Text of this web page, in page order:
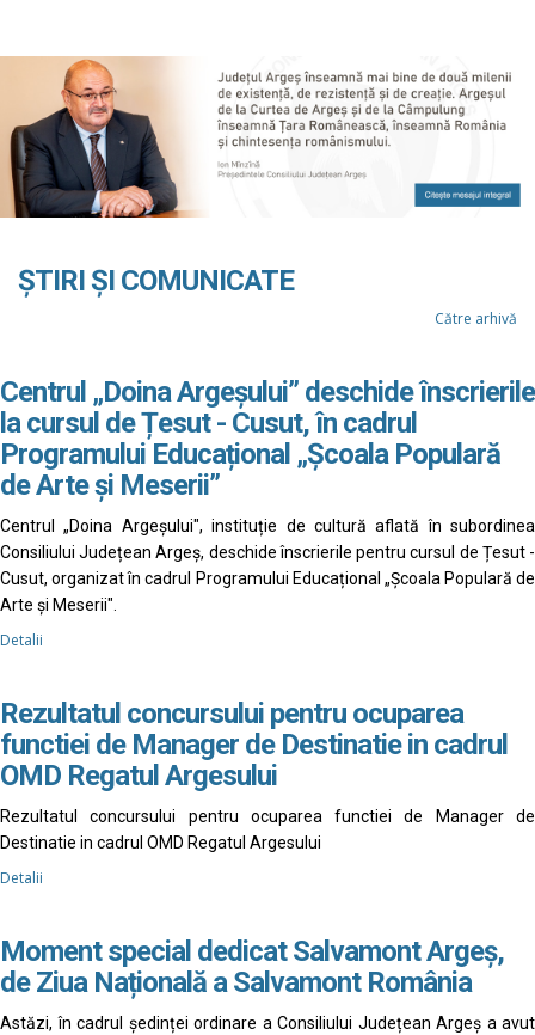
ȘTIRI ȘI COMUNICATE
Către arhivă
Centrul „Doina Argeșului” deschide înscrierile
la cursul de Țesut - Cusut, în cadrul
Programului Educațional „Școala Populară
de Arte și Meserii”
Centrul „Doina Argeșului", instituție de cultură aflată în subordinea
Consiliului Județean Argeș, deschide înscrierile pentru cursul de Țesut -
Cusut, organizat în cadrul Programului Educațional „Școala Populară de
Arte și Meserii".
Detalii
Rezultatul concursului pentru ocuparea
functiei de Manager de Destinatie in cadrul
OMD Regatul Argesului
Rezultatul concursului pentru ocuparea functiei de Manager de
Destinatie in cadrul OMD Regatul Argesului
Detalii
Moment special dedicat Salvamont Argeș,
de Ziua Națională a Salvamont România
Astăzi, în cadrul ședinței ordinare a Consiliului Județean Argeș a avut